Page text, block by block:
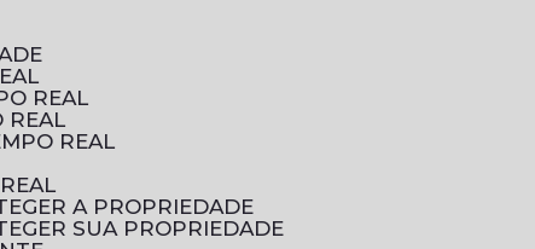
REAL
REAL
REAL
A PROPRIEDADE
SUA PROPRIEDADE